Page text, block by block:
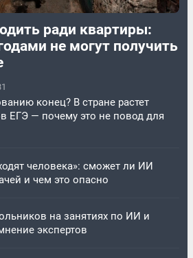
ради квартиры:
не могут получить
конец? В стране растет
ЕГЭ — почему это не повод для
человека»: сможет ли ИИ
и чем это опасно
на занятиях по ИИ и
экспертов